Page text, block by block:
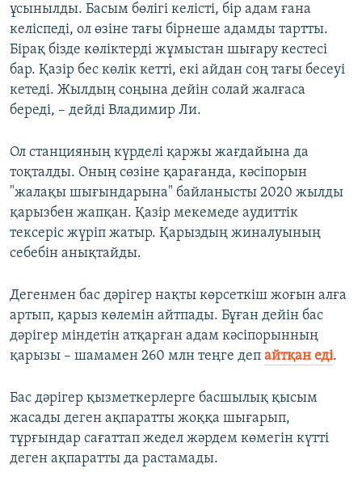
ұсынылды. Басым бөлігі келісті, бір адам ғана
келіспеді, ол өзіне тағы бірнеше адамды тартты.
Бірақ бізде көліктерді жұмыстан шығару кестесі
бар. Қазір бес көлік кетті, екі айдан соң тағы бесеуі
кетеді. Жылдың соңына дейін солай жалғаса
береді, – дейді Владимир Ли.
Ол станцияның күрделі қаржы жағдайына да
тоқталды. Оның сөзіне қарағанда, кәсіпорын
"жалақы шығындарына" байланысты 2020 жылды
қарызбен жапқан. Қазір мекемеде аудиттік
тексеріс жүріп жатыр. Қарыздың жиналуының
себебін анықтайды.
Дегенмен бас дәрігер нақты көрсеткіш жоғын алға
артып, қарыз көлемін айтпады. Бұған дейін бас
дәрігер міндетін атқарған адам кәсіпорынның
қарызы – шамамен 260 млн теңге деп айтқан еді.
Бас дәрігер қызметкерлерге басшылық қысым
жасады деген ақпаратты жоққа шығарып,
тұрғындар сағаттап жедел жәрдем көмегін күтті
деген ақпаратты да растамады.